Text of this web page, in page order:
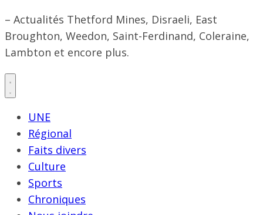
– Actualités Thetford Mines, Disraeli, East
Broughton, Weedon, Saint-Ferdinand, Coleraine,
Lambton et encore plus.
UNE
Régional
Faits divers
Culture
Sports
Chroniques